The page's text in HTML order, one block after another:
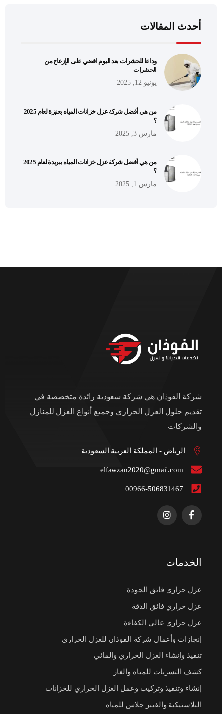
أحدث المقالات
وداعا للحشرات بعد اليوم اقضي على الإزعاج من
الحشرات
يونيو 12, 2025
من هي أفضل شركة عزل خزانات المياه بعنيزة لعام 2025
؟
مارس 3, 2025
من هي أفضل شركة عزل خزانات المياه ببريدة لعام 2025
؟
مارس 1, 2025
شركة الفوذان هي شركة سعودية رائدة متخصصة في
تقديم حلول العزل الحراري وجميع أنواع العزل للمنازل
والشركات
الرياض - المملكة العربية السعودية
elfawzan2020@gmail.com
00966-506831467
الخدمات
عزل حراري فائق الجودة
عزل حراري فائق الدقة
عزل حراري عالي الكفاءة
إنجازات وأعمال شركة الفوذان للعزل الحراري
تنفيذ وإنشاء العزل الحراري والمائي
كشف التسربات للمياه والغاز
إنشاء وتنفيذ وتركيب وعمل العزل الحراري للخزانات
البلاستيكية والفيبر جلاس للمياه